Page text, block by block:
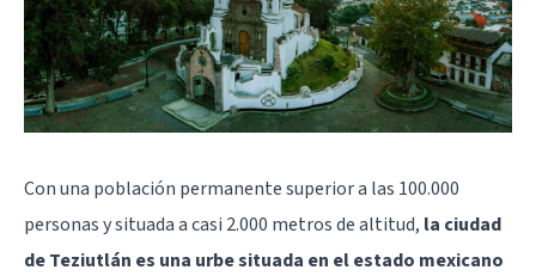
Con una población permanente superior a las 100.000
personas y situada a casi 2.000 metros de altitud, la ciudad
de Teziutlán es una urbe situada en el estado mexicano